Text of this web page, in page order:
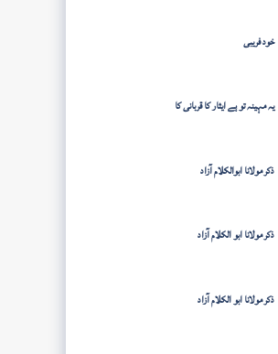
خود فریبی
یہ مہینہ تو ہے ایثار کا قربانی کا
ذکر مولانا ابوالکلام آزاد
ذکر مولانا ابو الکلام آزاد
ذکر مولانا ابو الکلام آزاد